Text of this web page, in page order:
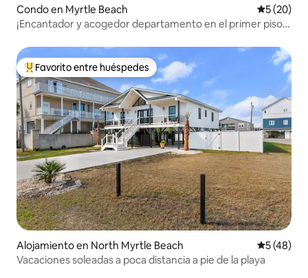
Condo en Myrtle Beach
5 (20)
¡Encantador y acogedor departamento en el primer piso
Favorito entre huéspedes preferido
Favorito entre huéspedes
Alojamiento en North Myrtle Beach
5 (48)
Vacaciones soleadas a poca distancia a pie de la playa